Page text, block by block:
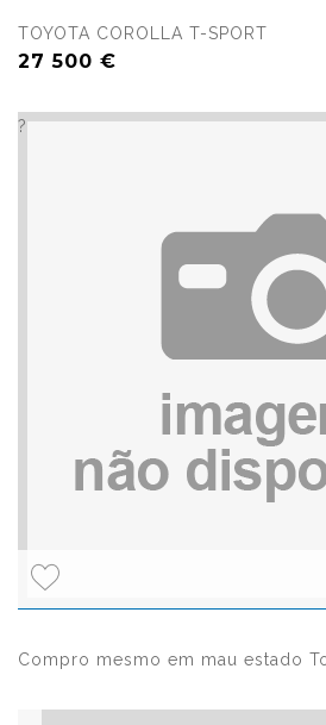
TOYOTA COROLLA T-SPORT
27 500 €
?>
Compro mesmo em mau estado